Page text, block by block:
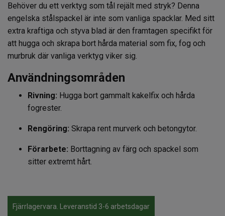
Behöver du ett verktyg som tål rejält med stryk? Denna
engelska stålspackel är inte som vanliga spacklar. Med sitt
extra kraftiga och styva blad är den framtagen specifikt för
att hugga och skrapa bort hårda material som fix, fog och
murbruk där vanliga verktyg viker sig.
Användningsområden
Rivning: Hugga bort gammalt kakelfix och hårda
fogrester.
Rengöring: Skrapa rent murverk och betongytor.
Förarbete: Borttagning av färg och spackel som
sitter extremt hårt.
Fjärrlagervara. Leveranstid 3-6 arbetsdagar